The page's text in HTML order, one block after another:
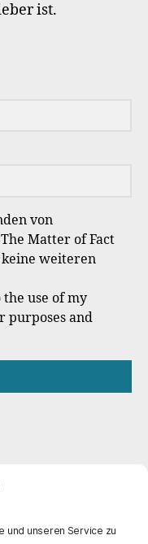
und unseren Service zu
ist.
von
Matter of Fact
weiteren
use of my
purposes and